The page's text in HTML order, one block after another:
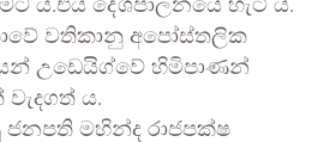
ය.එය දේශපාලනයේ හැටි ය.
වතිකානු අපෝස්තලික
උඩෙයිග්වේ හිමිපාණන්
වැදගත් ය.
ජනපති මහින්ද රාජපක්ෂ